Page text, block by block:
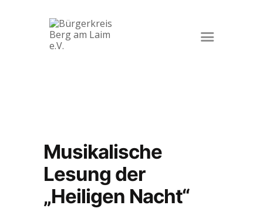
Impressum
Datenschutz
Musikalische
Lesung der
„Heiligen Nacht“